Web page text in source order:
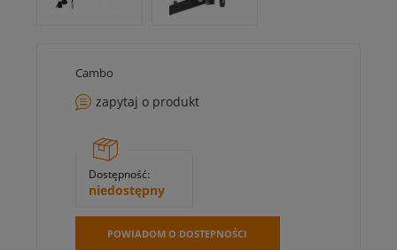
Cambo
zapytaj o produkt
Dostępność:
niedostępny
POWIADOM O DOSTEPNOŚCI